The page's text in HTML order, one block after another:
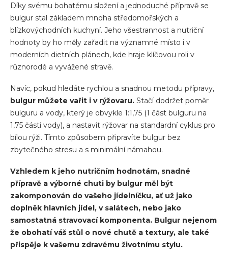
Díky svému bohatému složení a jednoduché přípravě se
bulgur stal základem mnoha středomořských a
blízkovýchodních kuchyní. Jeho všestrannost a nutriční
hodnoty by ho měly zařadit na významné místo i v
moderních dietních plánech, kde hraje klíčovou roli v
různorodé a vyvážené stravě.
Navíc, pokud hledáte rychlou a snadnou metodu přípravy,
bulgur můžete vařit i v rýžovaru. Stačí dodržet poměr
bulguru a vody, který je obvykle 1:1,75 (1 část bulguru na
1,75 části vody), a nastavit rýžovar na standardní cyklus pro
bílou rýži. Tímto způsobem připravíte bulgur bez
zbytečného stresu a s minimální námahou.
Vzhledem k jeho nutričním hodnotám, snadné
přípravě a výborné chuti by bulgur měl být
zakomponován do vašeho jídelníčku, ať už jako
doplněk hlavních jídel, v salátech, nebo jako
samostatná stravovací komponenta. Bulgur nejenom
že obohatí váš stůl o nové chutě a textury, ale také
přispěje k vašemu zdravému životnímu stylu.